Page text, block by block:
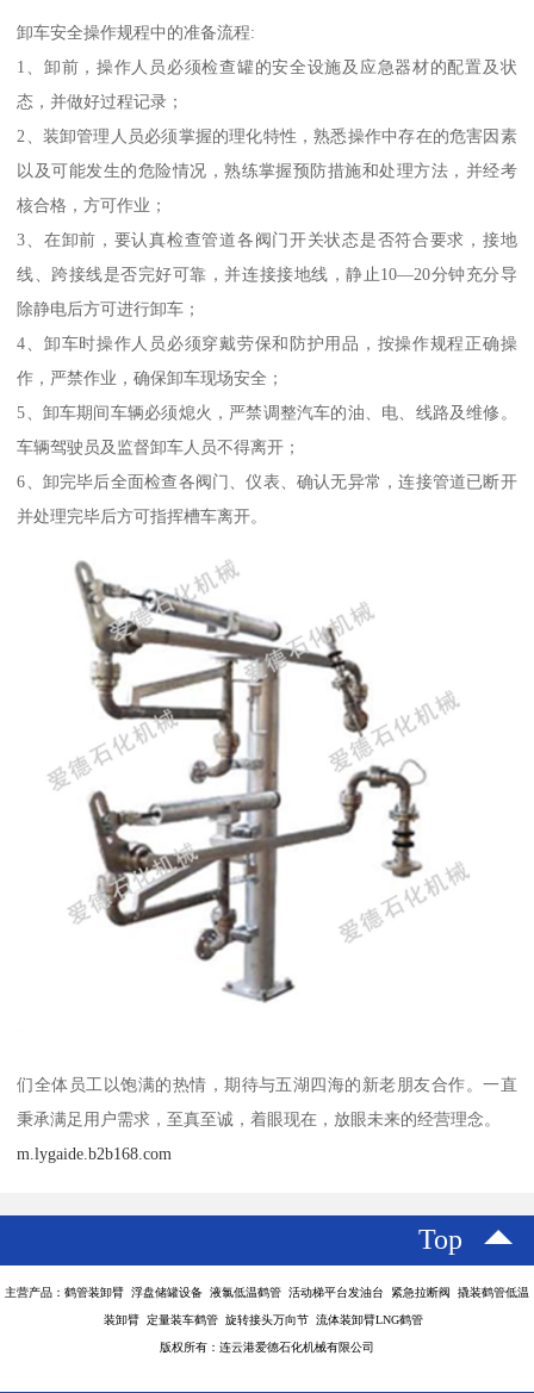
卸车安全操作规程中的准备流程:
1、卸前，操作人员必须检查罐的安全设施及应急器材的配置及状
态，并做好过程记录；
2、装卸管理人员必须掌握的理化特性，熟悉操作中存在的危害因素
以及可能发生的危险情况，熟练掌握预防措施和处理方法，并经考
核合格，方可作业；
3、在卸前，要认真检查管道各阀门开关状态是否符合要求，接地
线、跨接线是否完好可靠，并连接接地线，静止10—20分钟充分导
除静电后方可进行卸车；
4、卸车时操作人员必须穿戴劳保和防护用品，按操作规程正确操
作，严禁作业，确保卸车现场安全；
5、卸车期间车辆必须熄火，严禁调整汽车的油、电、线路及维修。
车辆驾驶员及监督卸车人员不得离开；
6、卸完毕后全面检查各阀门、仪表、确认无异常，连接管道已断开
并处理完毕后方可指挥槽车离开。
们全体员工以饱满的热情，期待与五湖四海的新老朋友合作。一直
秉承满足用户需求，至真至诚，着眼现在，放眼未来的经营理念。
m.lygaide.b2b168.com
Top
主营产品：鹤管装卸臂 浮盘储罐设备 液氯低温鹤管 活动梯平台发油台 紧急拉断阀 撬装鹤管低温
装卸臂 定量装车鹤管 旋转接头万向节 流体装卸臂LNG鹤管
版权所有：连云港爱德石化机械有限公司